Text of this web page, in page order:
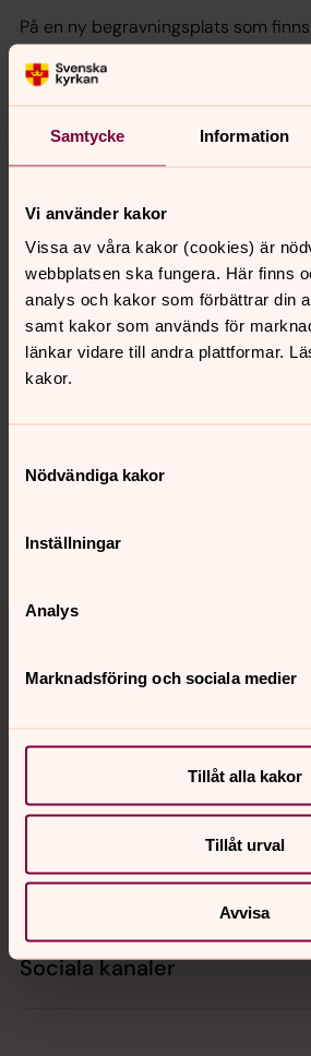
Samtycke Information
Vi använder kakor
Vissa av våra kakor (cookies) är
webbplatsen ska fungera. Här finns
analys och kakor som förbättrar din
samt kakor som används för
länkar vidare till andra plattformar.
kakor.
Nödvändiga kakor
Inställningar
Analys
Marknadsföring och sociala medier
Tillåt alla kakor
Tillåt urval
Avvisa
På en ny begravningsplats som
urngravar.
mer begränsat. Oftast handlar det
av en gammal gravplats där minst
Kontakta oss gärna på
jesper.johansson@svenskakyrkan.se
Senast ändrad 6 februari 2017
innehåll?
Tillbaka till toppen
Tillbaka till innehållet
Kontakt
Kalender
Hitta snabbt
Sociala kanaler